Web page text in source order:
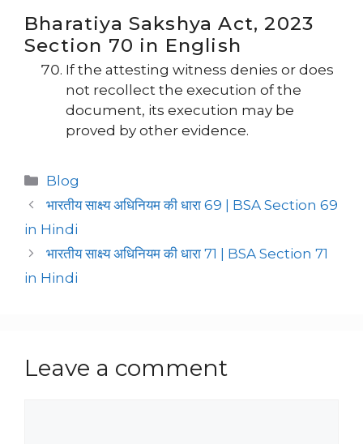
Bharatiya Sakshya Act, 2023
Section 70 in English
If the attesting witness denies or does
not recollect the execution of the
document, its execution may be
proved by other evidence.
Categories
Blog
भारतीय साक्ष्य अधिनियम की धारा 69 | BSA Section 69
in Hindi
भारतीय साक्ष्य अधिनियम की धारा 71 | BSA Section 71
in Hindi
Leave a comment